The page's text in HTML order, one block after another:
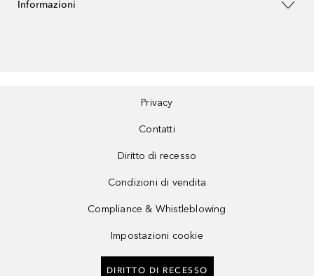
Informazioni
Privacy
Contatti
Diritto di recesso
Condizioni di vendita
Compliance & Whistleblowing
Impostazioni cookie
DIRITTO DI RECESSO